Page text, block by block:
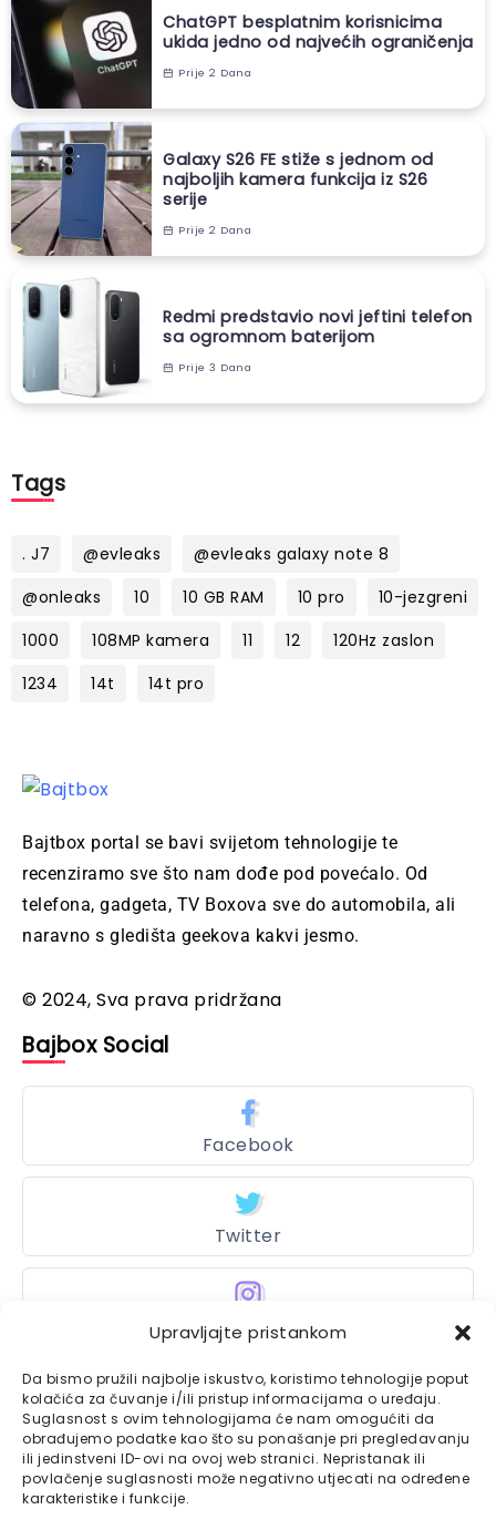
Upravljajte pristankom
Da bismo pružili najbolje iskustvo, koristimo tehnologije poput
kolačića za čuvanje i/ili pristup informacijama o uređaju.
Suglasnost s ovim tehnologijama će nam omogućiti da
obrađujemo podatke kao što su ponašanje pri pregledavanju
ili jedinstveni ID-ovi na ovoj web stranici. Nepristanak ili
povlačenje suglasnosti može negativno utjecati na određene
karakteristike i funkcije.
ChatGPT besplatnim korisnicima
ukida jedno od najvećih ograničenja
Prije 2 Dana
Galaxy S26 FE stiže s jednom od
najboljih kamera funkcija iz S26
serije
Prije 2 Dana
Redmi predstavio novi jeftini telefon
sa ogromnom baterijom
Prije 3 Dana
Tags
. J7 @evleaks
@evleaks galaxy note 8
@onleaks
10 10 GB RAM 10 pro
10-jezgreni
1000
108MP kamera 11 12
120Hz zaslon
1234
14t 14t pro
Bajtbox portal se bavi svijetom tehnologije te
recenziramo sve što nam dođe pod povećalo. Od
telefona, gadgeta, TV Boxova sve do automobila, ali
naravno s gledišta geekova kakvi jesmo.
© 2024, Sva prava pridržana
Bajbox Social
Facebook
Twitter
Instagram
Bajtbox
Linkovi
Bajtbox koristi